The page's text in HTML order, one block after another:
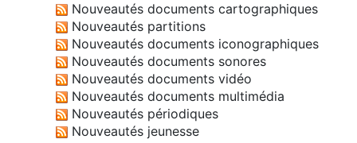
Nouveautés documents cartographiques
Nouveautés partitions
Nouveautés documents iconographiques
Nouveautés documents sonores
Nouveautés documents vidéo
Nouveautés documents multimédia
Nouveautés périodiques
Nouveautés jeunesse